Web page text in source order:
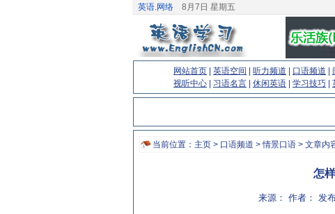
英语.网络 8月7日 星期五
网站首页 英语空间 听力频道 口语频道
视听中心
习语名言 休闲英语 学习技巧
当前位置： 主页 > 口语频道 >情景口语 > 文章内
怎
来源： 作者： 发